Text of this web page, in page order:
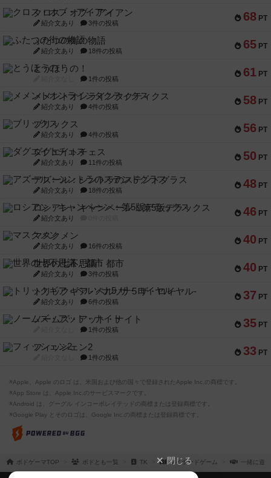
68 PT
クロス・オブ・アイアン
紹介文あり 3件の投稿
65 PT
ふたつの街の物語
紹介文あり 18件の投稿
61 PT
とうほうの！
1件の投稿
58 PT
メメントオンラインタクティクス
紹介文あり 4件の投稿
56 PT
ブリックス
紹介文あり 4件の投稿
50 PT
ダグエイトチェス
紹介文あり 11件の投稿
48 PT
アズール：シントラのステンドグラス
紹介文あり 18件の投稿
46 PT
ロシアン・キャンペーン：第5版デラックス
紹介文あり
40 PT
マスクメン
紹介文あり 16件の投稿
40 PT
世界の七不思議：都市
紹介文あり 3件の投稿
37 PT
トリックギア - ペルソナ5 ザ・ロイヤル-
紹介文あり 6件の投稿
35 PT
ノームズ・アット・ナイト
1件の投稿
33 PT
フィッシェン2
1件の投稿
※Apple、Apple のロゴ は、米国および他の国々で登録されたApple Inc.の商標です。
※App Store は、Apple Inc.のサービスマークです。
※Android は、グーグル インコーポレイテッドの商標または登録商標です。
※Google Play とそのロゴは、Google Inc.の商標または登録商標です。
ボドゲーマTOP ボドとも一覧 TK マイボードゲーム 一緒に遊ぶ
閉じる